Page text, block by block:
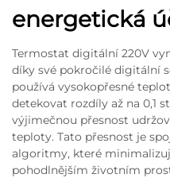
energetická
Termostat digitální 220V
díky své pokročilé digitální
používá vysokopřesné
detekovat rozdíly až na 0,1
výjimečnou přesnost
teploty. Tato přesnost je
algoritmy, které
pohodlnějším životním